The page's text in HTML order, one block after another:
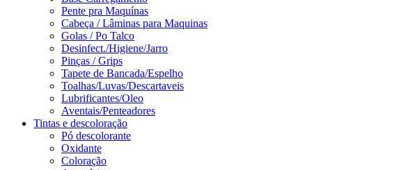
Pente pra Maquínas
Cabeça / Lâminas para Maquinas
Golas / Po Talco
Desinfect./Higiene/Jarro
Pinças / Grips
Tapete de Bancada/Espelho
Toalhas/Luvas/Descartaveis
Lubrificantes/Oleo
Aventais/Penteadores
Tintas e descoloração
Pó descolorante
Oxidante
Coloração